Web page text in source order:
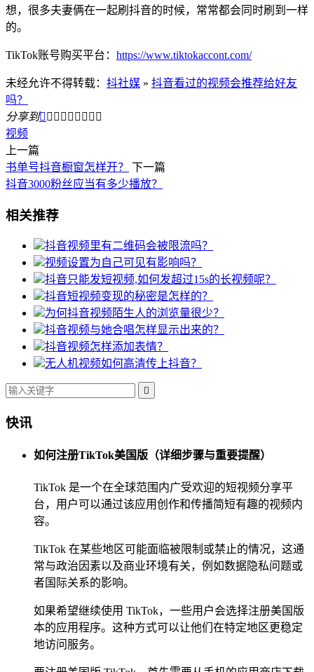
想，很多夫妻俩在一起刷抖音的时候，常常都会同时刷到一样
的。
TikTok账号购买平台： https://www.tiktokaccont.com/
未经允许不得转载： 抖社媒 » 抖音看过的视频会推荐给好友
吗？
分享到        
视频
上一篇
书单号抖音橱窗怎样开？
下一篇
抖音3000粉丝应当有多少播放？
相关推荐
抖音视频里有二维码会被限流吗？
视频设置为自己可见有影响吗？
抖音只能发短视频,如何发超过15s的长视频呢？
抖音短视频变现的秘密是怎样的？
为何抖音视频陌生人的浏览量很少？
抖音视频与她合唱怎样显示出来的？
抖音视频怎样添加表情？
无人机视频如何高清传上抖音？

快讯
如何注册TikTok美国版（详细步骤与重要提醒）
TikTok 是一个在全球范围内广受欢迎的短视频分享平
台，用户可以通过该应用创作和传播简短有趣的视频内
容。
TikTok 在某些地区可能面临被限制或禁止的情况，这通
常与政治因素以及商业环境有关，例如数据隐私问题或
者国际关系的影响。
如果希望继续使用 TikTok，一些用户会选择注册美国版
本的应用程序。这种方式可以让他们在特定地区更稳定
地访问服务。